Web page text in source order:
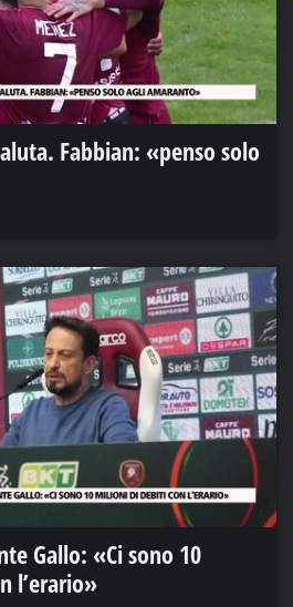
Fabbian: «penso solo
Gallo: «Ci sono 10
l’erario»